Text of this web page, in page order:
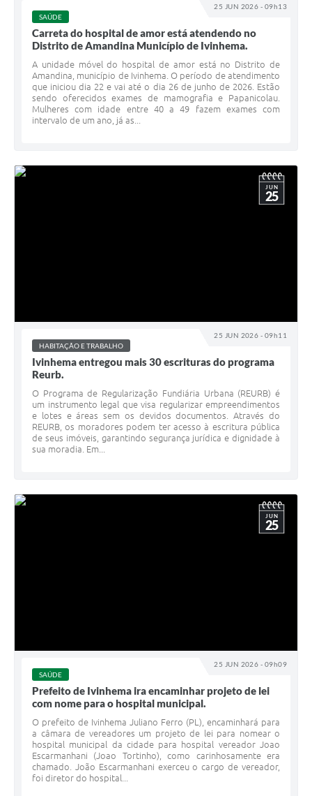
25 JUN 2026 - 09h13
SAÚDE
Carreta do hospital de amor está atendendo no
Distrito de Amandina Município de Ivinhema.
A unidade móvel do hospital de amor está no Distrito de
Amandina, município de Ivinhema. O período de atendimento
que iniciou dia 22 e vai até o dia 26 de junho de 2026. Estão
sendo oferecidos exames de mamografia e Papanicolau.
Mulheres com idade entre 40 a 49 fazem exames com
intervalo de um ano, já as...
25 JUN 2026 - 09h11
JUN
25
HABITAÇÃO E TRABALHO
Ivinhema entregou mais 30 escrituras do programa
Reurb.
O Programa de Regularização Fundiária Urbana (REURB) é
um instrumento legal que visa regularizar empreendimentos
e lotes e áreas sem os devidos documentos. Através do
REURB, os moradores podem ter acesso à escritura pública
de seus imóveis, garantindo segurança jurídica e dignidade à
sua moradia. Em...
25 JUN 2026 - 09h09
JUN
25
SAÚDE
Prefeito de Ivinhema ira encaminhar projeto de lei
com nome para o hospital municipal.
O prefeito de Ivinhema Juliano Ferro (PL), encaminhará para
a câmara de vereadores um projeto de lei para nomear o
hospital municipal da cidade para hospital vereador Joao
Escarmanhani (Joao Tortinho), como carinhosamente era
chamado. João Escarmanhani exerceu o cargo de vereador,
foi diretor do hospital...